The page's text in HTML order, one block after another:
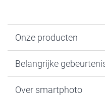
Onze producten
Fotogeschenken
Fotoprints, Fotoposter &
Belangrijke
Baby
Over smartphoto